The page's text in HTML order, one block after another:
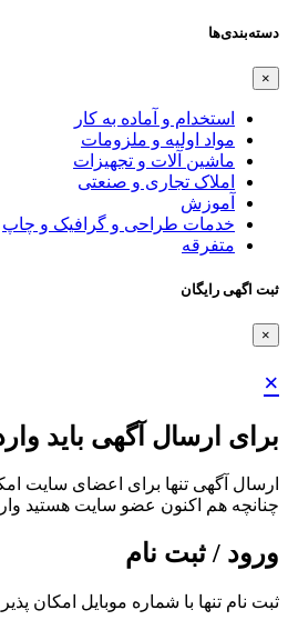
دسته‌بندی‌ها
×
استخدام و آماده به کار
مواد اولیه و ملزومات
ماشین آلات و تجهیزات
املاک تجاری و صنعتی
آموزش
خدمات طراحی و گرافیک و چاپ
متفرقه
ثبت اگهی رایگان
×
×
برای ارسال آگهی باید
ارسال آگهی تنها برای اعضای سایت
چنانچه هم‌ اکنون عضو سایت هستید
ورود / ثبت نام
ثبت نام تنها با شماره موبایل امکان